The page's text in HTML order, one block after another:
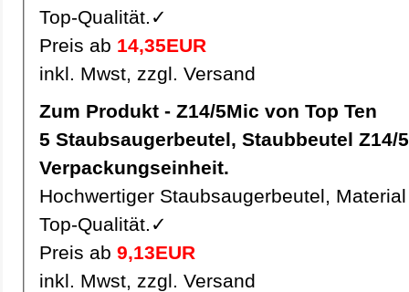
Top-Qualität.✓
Preis ab 14,35EUR
inkl. Mwst, zzgl. Versand
Zum Produkt - Z14/5Mic von Top Ten
5 Staubsaugerbeutel, Staubbeutel Z14/5Mic pro
Verpackungseinheit.
Hochwertiger Staubsaugerbeutel,
Top-Qualität.✓
Preis ab 9,13EUR
inkl. Mwst, zzgl. Versand